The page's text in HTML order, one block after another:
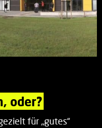
oder?
für „gutes“